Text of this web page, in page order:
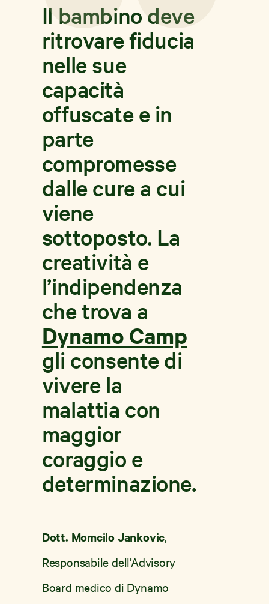
Il bambino deve
ritrovare fiducia
nelle sue
capacità
offuscate e in
parte
compromesse
dalle cure a cui
viene
sottoposto. La
creatività e
l’indipendenza
che trova a
Dynamo Camp
gli consente di
vivere la
malattia con
maggior
coraggio e
determinazione.
Dott. Momcilo Jankovic,
Responsabile dell’Advisory
Board medico di Dynamo